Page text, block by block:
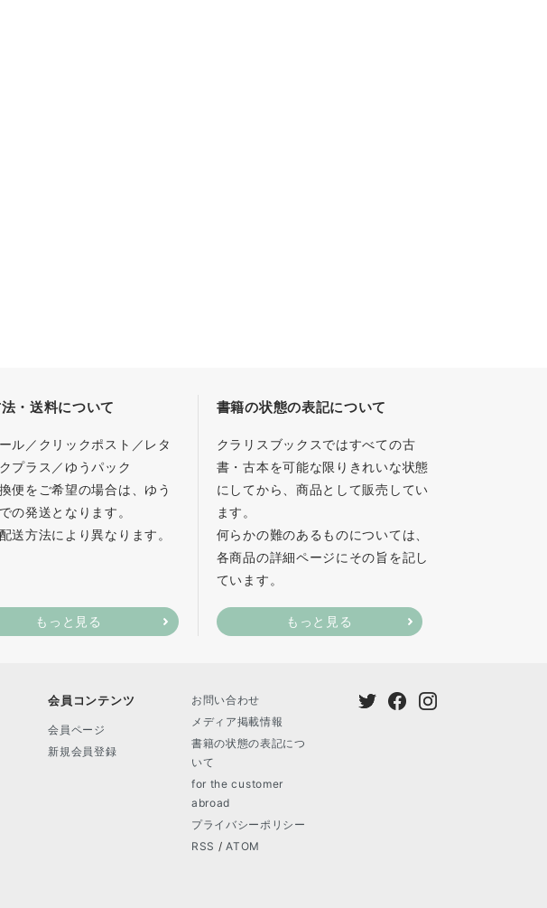
・送料について
ル／クリックポスト／レタ
プラス／ゆうパック
便をご希望の場合は、ゆう
の発送となります。
送方法により異なります。
もっと見る
書籍の状態の表記について
クラリスブックスではすべての古
書・古本を可能な限りきれいな状態
にしてから、商品として販売してい
ます。
何らかの難のあるものについては、
各商品の詳細ページにその旨を記し
ています。
もっと見る
会員コンテンツ
会員ページ
新規会員登録
お問い合わせ
メディア掲載情報
書籍の状態の表記につ
いて
for the customer
abroad
プライバシーポリシー
RSS /ATOM